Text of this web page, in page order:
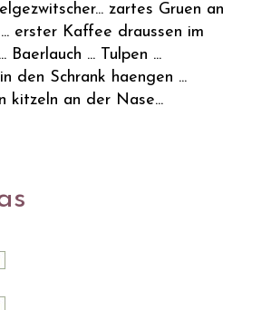
zartes Gruen an
erster Kaffee draussen im
Baerlauch ... Tulpen ...
den Schrank haengen ...
kitzeln an der Nase...